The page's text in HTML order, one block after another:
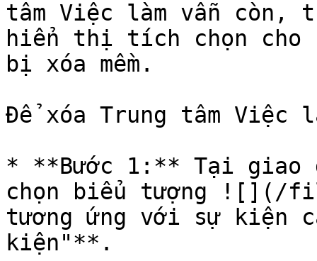
tâm Việc làm vẫn còn,
hiển thị tích chọn cho
bị xóa mềm.
Để xóa Trung tâm Việc
* **Bước 1:** Tại giao
chọn biểu tượng ![](/
tương ứng với sự kiện
kiện"**.